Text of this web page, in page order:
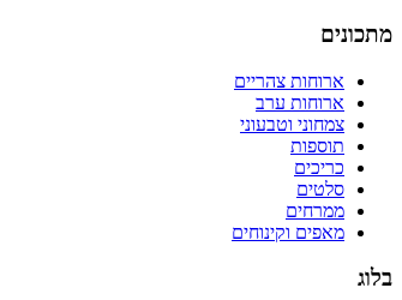
מתכונים
ארוחות צהריים
ארוחות ערב
צמחוני וטבעוני
תוספות
כריכים
סלטים
ממרחים
מאפים וקינוחים
בלוג